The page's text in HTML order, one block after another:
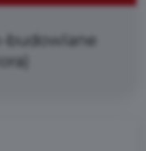
budowlane